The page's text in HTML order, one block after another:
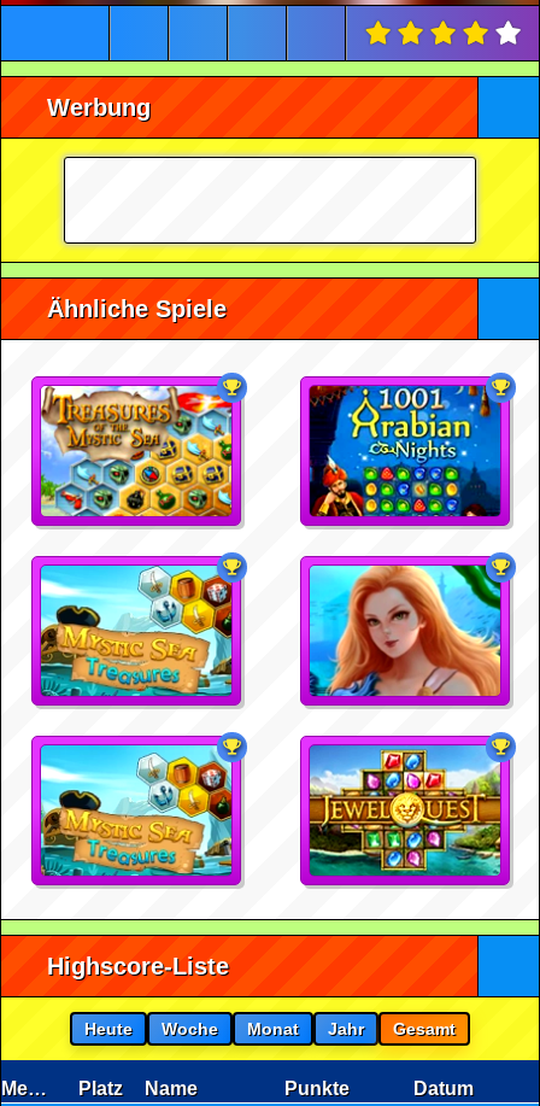
Werbung
Ähnliche Spiele
Highscore-Liste
Heute Woche Monat Jahr Gesamt
Medaille Platz Name Punkte Datum